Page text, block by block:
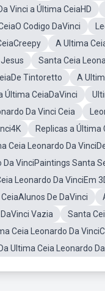
Vinci a Última CeiaHD
Codigo DaVinci
A Ultima
Santa Ceia
Tintoretto
A
Última CeiaDaVinci
Da Vinci Ceia
Replicas a Última
Ceia Leonardo Da
Da VinciPaintings Santa
Leonardo Da VinciEm
De DaVinci
Vazia
Santa
Ceia Leonardo Da
Ultima Ceia Leonardo